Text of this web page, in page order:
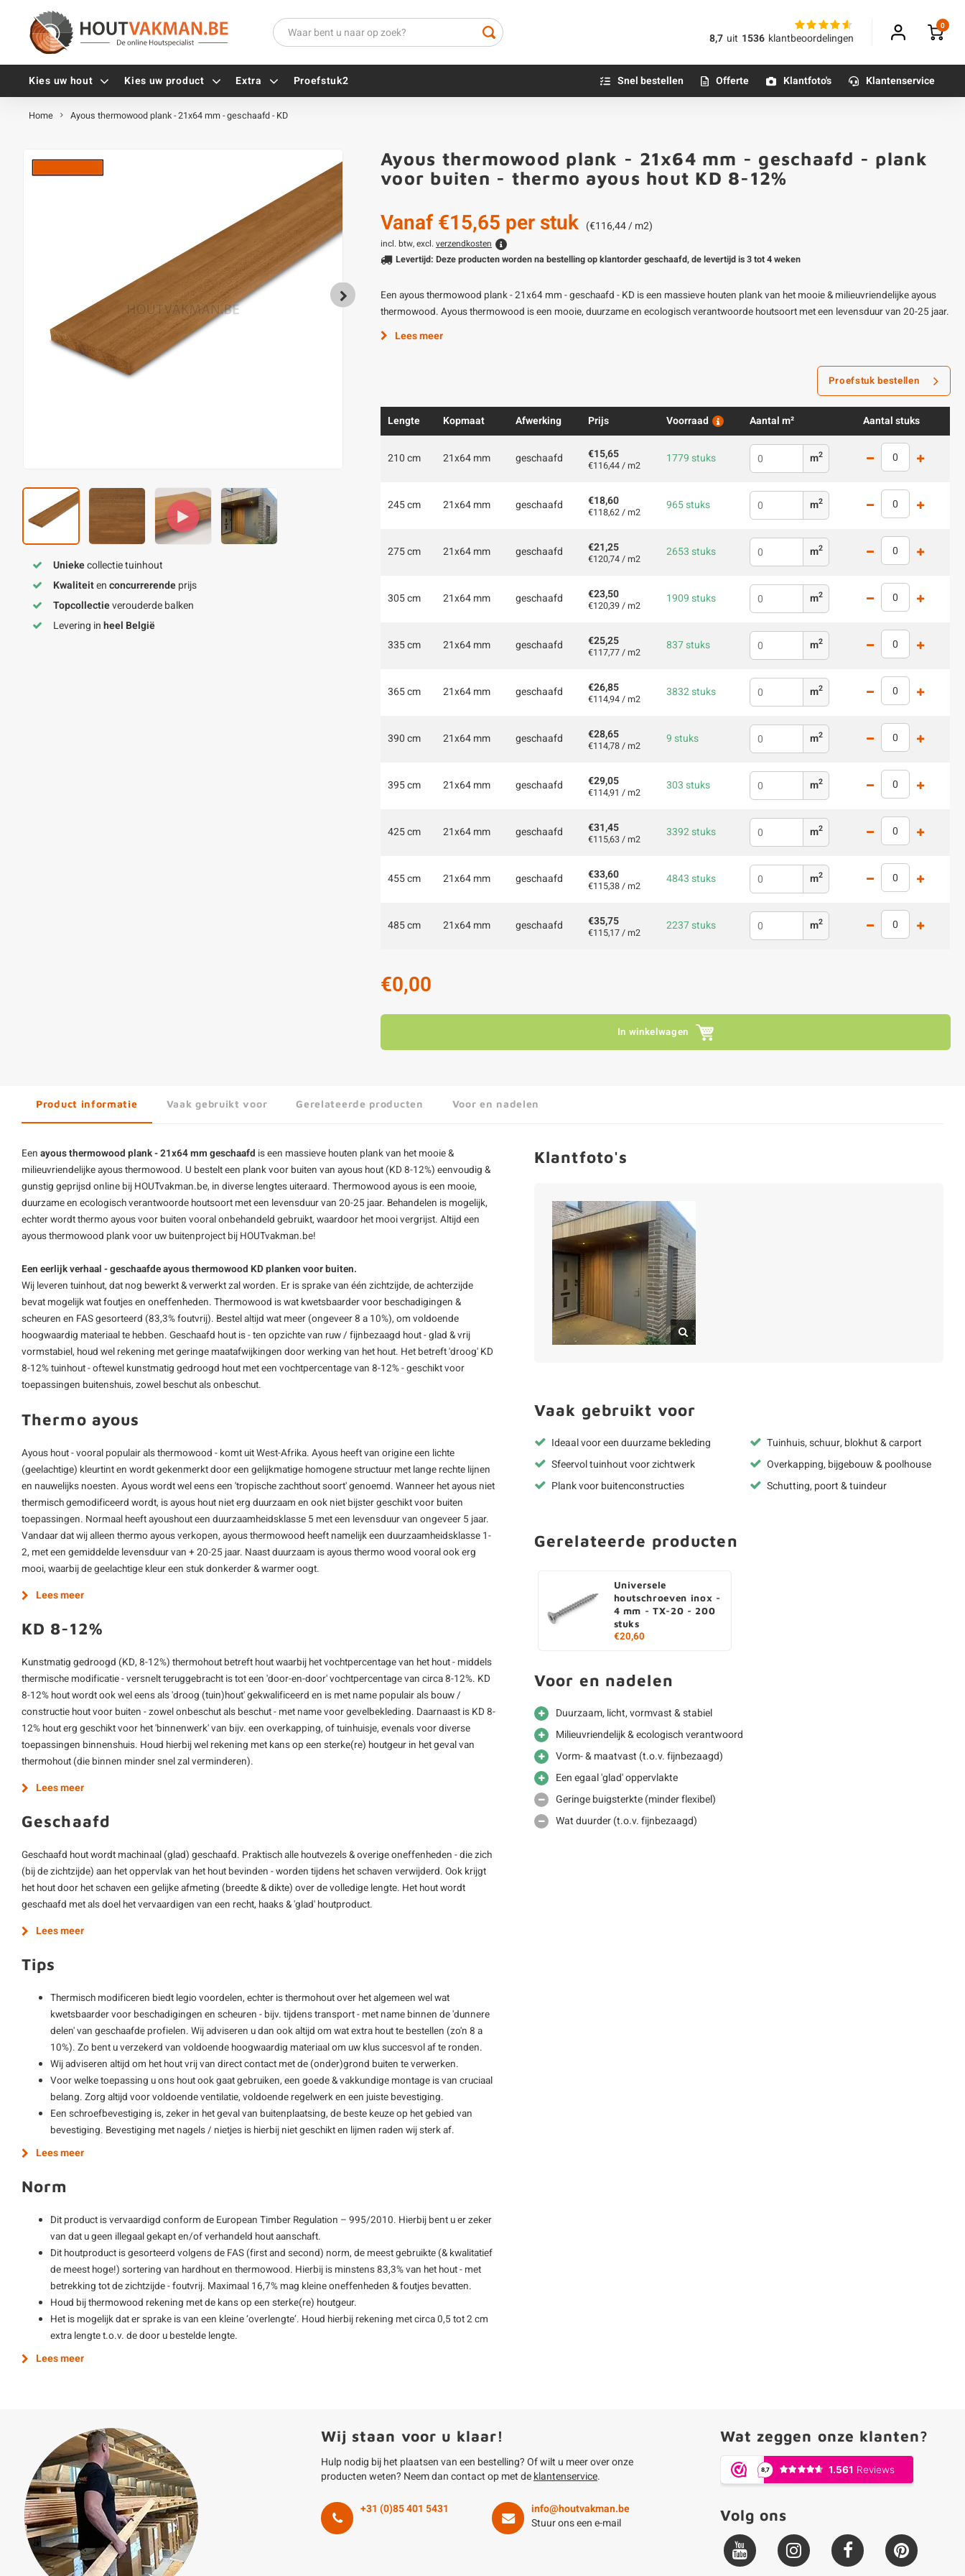
8,7 uit 1536 klantbeoordelingen
0
Kies uw hout Kies uw product Extra
Tellerkopschroeven
Hoekankers
Terrasdragers
PuraFix
Verbindingsstukken
Houten pennen
Blauwsteen sokkels
Olie - voor buiten
Impregneer
Olie en lak - voor binnen
Houtvuller
Betonmortels
Alle poten & onderstellen
Proefstuk2 Snel bestellen Offerte Klantfoto's Klantenservice
Home Ayous thermowood plank - 21x64 mm - geschaafd - KD
Uniekecollectie tuinhout
Kwaliteitenconcurrerendeprijs
Topcollectieverouderde balken
Levering inheel België
Ayous thermowood plank - 21x64 mm - geschaafd - plank
voor buiten - thermo ayous hout KD 8-12%
Vanaf€15,65 per stuk (€116,44 / m2)
incl. btw, excl. verzendkosten
Levertijd: Deze producten worden na bestelling op klantorder geschaafd, de levertijd is 3 tot 4 weken
Een ayous thermowood plank - 21x64 mm - geschaafd - KD is een massieve houten plank van het mooie & milieuvriendelijke ayous
thermowood. Ayous thermowood is een mooie, duurzame en ecologisch verantwoorde houtsoort met een levensduur van 20-25 jaar.
Lees meer
Proefstuk bestellen
Lengte Kopmaat Afwerking Prijs Voorraad Aantal m² Aantal stuks
210 cm 21x64 mm geschaafd €15,65
€116,44 / m2 1779 stuks m2
245 cm 21x64 mm geschaafd €18,60
€118,62 / m2 965 stuks m2
275 cm 21x64 mm geschaafd €21,25
€120,74 / m2 2653 stuks m2
305 cm 21x64 mm geschaafd €23,50
€120,39 / m2 1909 stuks m2
335 cm 21x64 mm geschaafd €25,25
€117,77 / m2 837 stuks m2
365 cm 21x64 mm geschaafd €26,85
€114,94 / m2 3832 stuks m2
390 cm 21x64 mm geschaafd €28,65
€114,78 / m2 9 stuks m2
395 cm 21x64 mm geschaafd €29,05
€114,91 / m2 303 stuks m2
425 cm 21x64 mm geschaafd €31,45
€115,63 / m2 3392 stuks m2
455 cm 21x64 mm geschaafd €33,60
€115,38 / m2 4843 stuks m2
485 cm 21x64 mm geschaafd €35,75
€115,17 / m2 2237 stuks m2
€0,00
In winkelwagen
Product informatie Vaak gebruikt voor Gerelateerde producten Voor en nadelen
Een ayous thermowood plank - 21x64 mm geschaafd is een massieve houten plankvan het mooie &
milieuvriendelijke ayous thermowood. U bestelt een plank voor buiten van ayous hout (KD 8-12%) eenvoudig &
gunstig geprijsd online bij HOUTvakman.be, in diverse lengtes uiteraard. Thermowood ayous is een mooie,
duurzame en ecologisch verantwoorde houtsoort met een levensduur van 20-25 jaar. Behandelen is mogelijk,
echter wordt thermo ayous voor buiten vooral onbehandeld gebruikt, waardoor het mooi vergrijst. Altijd een
ayous thermowood plank voor uw buitenproject bij HOUTvakman.be!
Een eerlijk verhaal - geschaafde ayous thermowood KD planken voor buiten.
Wij leveren tuinhout, dat nog bewerkt & verwerkt zal worden. Er is sprake van één zichtzijde, de achterzijde
bevat mogelijk wat foutjes en oneffenheden. Thermowood is wat kwetsbaarder voor beschadigingen &
scheuren en FAS gesorteerd (83,3% foutvrij). Bestel altijd wat meer (ongeveer 8 a 10%), om voldoende
hoogwaardig materiaal te hebben. Geschaafd hout is - ten opzichte van ruw / fijnbezaagd hout - glad & vrij
vormstabiel, houd wel rekening met geringe maatafwijkingen door werking van het hout. Het betreft 'droog' KD
8-12% tuinhout - oftewel kunstmatig gedroogd hout met een vochtpercentage van 8-12% - geschikt voor
toepassingen buitenshuis, zowel beschut als onbeschut.
Thermo ayous
Ayous hout - vooral populair als thermowood - komt uit West-Afrika. Ayous heeft van origine een lichte
(geelachtige) kleurtint en wordt gekenmerkt door een gelijkmatige homogene structuur met lange rechte lijnen
en nauwelijks noesten. Ayous wordt wel eens een 'tropische zachthout soort' genoemd. Wanneer het ayous niet
thermisch gemodificeerd wordt, is ayous hout niet erg duurzaam en ook niet bijster geschikt voor buiten
toepassingen. Normaal heeft ayoushout een duurzaamheidsklasse 5 met een levensduur van ongeveer 5 jaar.
Vandaar dat wij alleen thermo ayous verkopen, ayous thermowood heeft namelijk een duurzaamheidsklasse 1-
2, met een gemiddelde levensduur van + 20-25 jaar. Naast duurzaam is ayous thermo wood vooral ook erg
mooi, waarbij de geelachtige kleur een stuk donkerder & warmer oogt.
Lees meer
KD 8-12%
Kunstmatig gedroogd (KD, 8-12%) thermohout betreft hout waarbij het vochtpercentage van het hout - middels
thermische modificatie - versnelt teruggebracht is tot een 'door-en-door' vochtpercentage van circa 8-12%. KD
8-12% hout wordt ook wel eens als 'droog (tuin)hout' gekwalificeerd en is met name populair als bouw /
constructie hout voor buiten - zowel onbeschut als beschut - met name voor gevelbekleding. Daarnaast is KD 8-
12% hout erg geschikt voor het 'binnenwerk' van bijv. een overkapping, of tuinhuisje, evenals voor diverse
toepassingen binnenshuis. Houd hierbij wel rekening met kans op een sterke(re) houtgeur in het geval van
thermohout (die binnen minder snel zal verminderen).
Lees meer
Geschaafd
Geschaafd hout wordt machinaal (glad) geschaafd. Praktisch alle houtvezels & overige oneffenheden - die zich
(bij de zichtzijde) aan het oppervlak van het hout bevinden - worden tijdens het schaven verwijderd. Ook krijgt
het hout door het schaven een gelijke afmeting (breedte & dikte) over de volledige lengte. Het hout wordt
geschaafd met als doel het vervaardigen van een recht, haaks & 'glad' houtproduct.
Lees meer
Tips
Thermisch modificeren biedt legio voordelen, echter is thermohout over het algemeen wel wat
kwetsbaarder voor beschadigingen en scheuren - bijv. tijdens transport - met name binnen de 'dunnere
delen' van geschaafde profielen. Wij adviseren u dan ook altijd om wat extra hout te bestellen (zo'n 8 a
10%). Zo bent u verzekerd van voldoende hoogwaardig materiaal om uw klus succesvol af te ronden.
Wij adviseren altijd om het hout vrij van direct contact met de (onder)grond buiten te verwerken.
Voor welke toepassing u ons hout ook gaat gebruiken, een goede & vakkundige montage is van cruciaal
belang. Zorg altijd voor voldoende ventilatie, voldoende regelwerk en een juiste bevestiging.
Een schroefbevestiging is, zeker in het geval van buitenplaatsing, de beste keuze op het gebied van
bevestiging. Bevestiging met nagels / nietjes is hierbij niet geschikt en lijmen raden wij sterk af.
Lees meer
Norm
Dit product is vervaardigd conform de European Timber Regulation – 995/2010. Hierbij bent u er zeker
van dat u geen illegaal gekapt en/of verhandeld hout aanschaft.
Dit houtproduct is gesorteerd volgens de FAS (first and second) norm, de meest gebruikte (& kwalitatief
de meest hoge!) sortering van hardhout en thermowood. Hierbij is minstens 83,3% van het hout - met
betrekking tot de zichtzijde - foutvrij. Maximaal 16,7% mag kleine oneffenheden & foutjes bevatten.
Houd bij thermowood rekening met de kans op een sterke(re) houtgeur.
Het is mogelijk dat er sprake is van een kleine ‘overlengte’. Houd hierbij rekening met circa 0,5 tot 2 cm
extra lengte t.o.v. de door u bestelde lengte.
Lees meer
Klantfoto's
Vaak gebruikt voor
Ideaal voor een duurzame bekleding
Sfeervol tuinhout voor zichtwerk
Plank voor buitenconstructies
Tuinhuis, schuur, blokhut & carport
Overkapping, bijgebouw & poolhouse
Schutting, poort & tuindeur
Gerelateerde producten
Universele
houtschroeven inox -
4 mm - TX-20 - 200
stuks
€20,60
Voor en nadelen
Duurzaam, licht, vormvast & stabiel
Milieuvriendelijk & ecologisch verantwoord
Vorm- & maatvast (t.o.v. fijnbezaagd)
Een egaal 'glad' oppervlakte
Geringe buigsterkte (minder flexibel)
Wat duurder (t.o.v. fijnbezaagd)
Wij staan voor u klaar!
Hulp nodig bij het plaatsen van een bestelling? Of wilt u meer over onze
producten weten? Neem dan contact op met deklantenservice.
+31 (0)85 401 5431
info@houtvakman.be
Stuur ons een e-mail
Wat zeggen onze klanten?
Volg ons